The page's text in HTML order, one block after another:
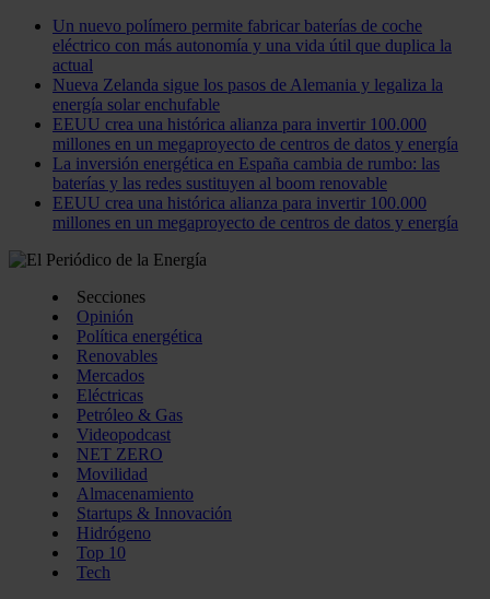
Un nuevo polímero permite fabricar baterías de coche
eléctrico con más autonomía y una vida útil que duplica la
actual
Nueva Zelanda sigue los pasos de Alemania y legaliza la
energía solar enchufable
EEUU crea una histórica alianza para invertir 100.000
millones en un megaproyecto de centros de datos y energía
La inversión energética en España cambia de rumbo: las
baterías y las redes sustituyen al boom renovable
EEUU crea una histórica alianza para invertir 100.000
millones en un megaproyecto de centros de datos y energía
Secciones
Opinión
Política energética
Renovables
Mercados
Eléctricas
Petróleo & Gas
Videopodcast
NET ZERO
Movilidad
Almacenamiento
Startups & Innovación
Hidrógeno
Top 10
Tech